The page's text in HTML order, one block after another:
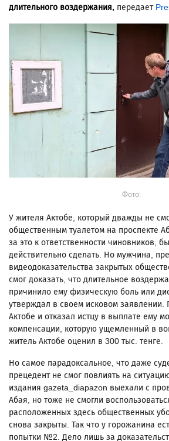
длительного воздержания, передает
Фото:
У жителя Актобе, который дважды не
общественным туалетом на проспекте
за это к ответственности чиновников,
действительно сделать. Но мужчина,
видеодоказательства закрытых
смог доказать, что длительное
причинило ему физическую боль или
утверждал в своем исковом заявлении.
Актобе и отказал истцу в выплате ему
компенсации, которую ущемленный в
житель Актобе оценил в 300 тыс. тенге.
Но самое парадоксальное, что даже
прецедент не смог повлиять на
издания gazeta_diapazon выехали с
Абая, но тоже не смогли
расположенных здесь общественных
снова закрыты. Так что у горожанина
попытки №2. Дело лишь за